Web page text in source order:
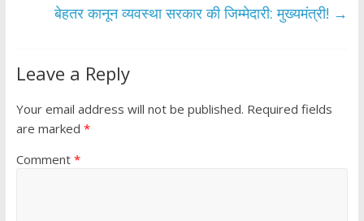
k p
बेहतर कानून व्यवस्था सरकार की जिम्मेदारी: मुख्यमंत्री! →
Leave a Reply
Your email address will not be published. Required fields
are marked *
Comment *